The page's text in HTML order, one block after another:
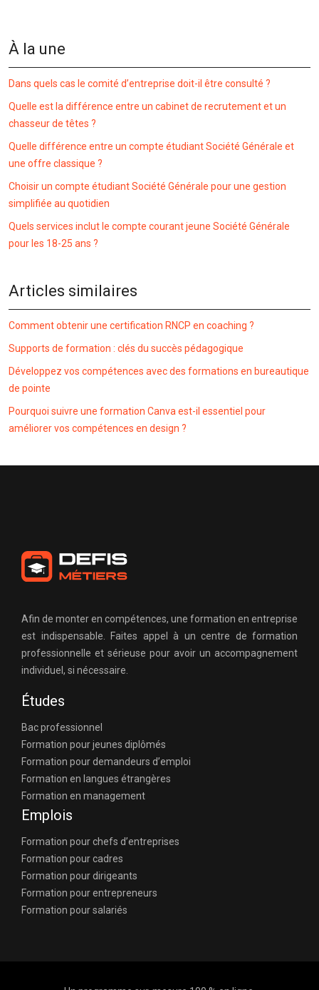
À la une
Dans quels cas le comité d’entreprise doit-il être consulté ?
Quelle est la différence entre un cabinet de recrutement et un
chasseur de têtes ?
Quelle différence entre un compte étudiant Société Générale et
une offre classique ?
Choisir un compte étudiant Société Générale pour une gestion
simplifiée au quotidien
Quels services inclut le compte courant jeune Société Générale
pour les 18-25 ans ?
Articles similaires
Comment obtenir une certification RNCP en coaching ?
Supports de formation : clés du succès pédagogique
Développez vos compétences avec des formations en bureautique
de pointe
Pourquoi suivre une formation Canva est-il essentiel pour
améliorer vos compétences en design ?
Afin de monter en compétences, une formation en entreprise
est indispensable. Faites appel à un centre de formation
professionnelle et sérieuse pour avoir un accompagnement
individuel, si nécessaire.
Études
Bac professionnel
Formation pour jeunes diplômés
Formation pour demandeurs d’emploi
Formation en langues étrangères
Formation en management
Emplois
Formation pour chefs d’entreprises
Formation pour cadres
Formation pour dirigeants
Formation pour entrepreneurs
Formation pour salariés